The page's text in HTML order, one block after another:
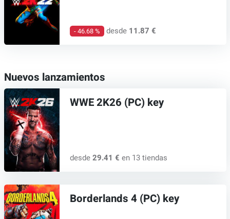
- 46.68 % desde 11.87 €
Nuevos lanzamientos
WWE 2K26 (PC) key
desde 29.41 € en 13 tiendas
Borderlands 4 (PC) key